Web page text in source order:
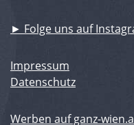
► Folge uns auf
Impressum
Datenschutz
Werben auf ganz-